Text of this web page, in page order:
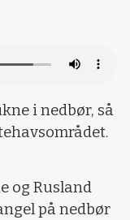
i nedbør, så
og Rusland
på nedbør